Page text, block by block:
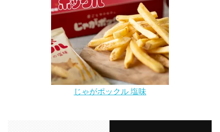
じゃがポックル 塩味